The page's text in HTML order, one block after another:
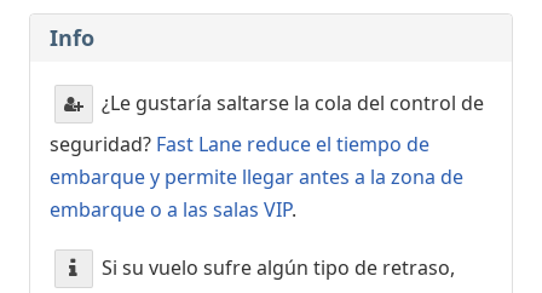
Info
¿Le gustaría saltarse la cola del control de
seguridad? Fast Lane reduce el tiempo de
embarque y permite llegar antes a la zona de
embarque o a las salas VIP.
Si su vuelo sufre algún tipo de retraso,